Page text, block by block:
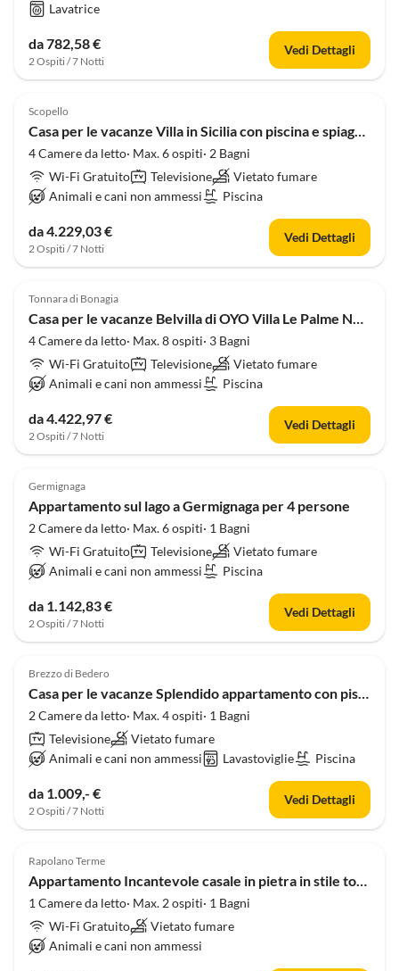
Lavatrice
da 782,58 €
2 Ospiti / 7 Notti
Vedi Dettagli
Scopello
Casa per le vacanze Villa in Sicilia con piscina e spiaggia
4 Camere da letto· Max. 6 ospiti· 2 Bagni
Wi-Fi Gratuito
Televisione
Vietato fumare
Animali e cani non ammessi
Piscina
da 4.229,03 €
2 Ospiti / 7 Notti
Vedi Dettagli
Tonnara di Bonagia
Casa per le vacanze Belvilla di OYO Villa Le Palme Nove
4 Camere da letto· Max. 8 ospiti· 3 Bagni
Wi-Fi Gratuito
Televisione
Vietato fumare
Animali e cani non ammessi
Piscina
da 4.422,97 €
2 Ospiti / 7 Notti
Vedi Dettagli
Germignaga
Appartamento sul lago a Germignaga per 4 persone
2 Camere da letto· Max. 6 ospiti· 1 Bagni
Wi-Fi Gratuito
Televisione
Vietato fumare
Animali e cani non ammessi
Piscina
da 1.142,83 €
2 Ospiti / 7 Notti
Vedi Dettagli
Brezzo di Bedero
Casa per le vacanze Splendido appartamento con piscina e vista lago.
2 Camere da letto· Max. 4 ospiti· 1 Bagni
Televisione
Vietato fumare
Animali e cani non ammessi
Lavastoviglie Piscina
da 1.009,- €
2 Ospiti / 7 Notti
Vedi Dettagli
Rapolano Terme
Appartamento Incantevole casale in pietra in stile toscano, rifugio per due persone
1 Camere da letto· Max. 2 ospiti· 1 Bagni
Wi-Fi Gratuito
Vietato fumare
Animali e cani non ammessi